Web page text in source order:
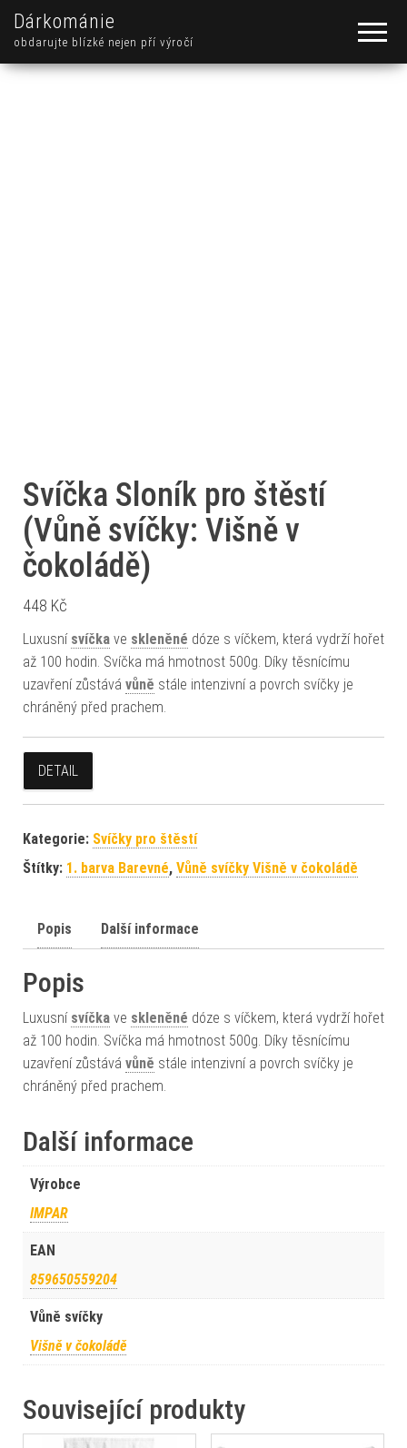
Dárkománie
obdarujte blízké nejen pří výročí
Svíčka Sloník pro štěstí
(Vůně svíčky: Višně v
čokoládě)
448 Kč
Luxusní svíčka ve skleněné dóze s víčkem, která vydrží hořet
až 100 hodin. Svíčka má hmotnost 500g. Díky těsnícímu
uzavření zůstává vůně stále intenzivní a povrch svíčky je
chráněný před prachem.
DETAIL
Kategorie: Svíčky pro štěstí
Štítky: 1. barva Barevné, Vůně svíčky Višně v čokoládě
Popis Další informace
Popis
Luxusní svíčka ve skleněné dóze s víčkem, která vydrží hořet
až 100 hodin. Svíčka má hmotnost 500g. Díky těsnícímu
uzavření zůstává vůně stále intenzivní a povrch svíčky je
chráněný před prachem.
Další informace
Výrobce
IMPAR
EAN
859650559204
Vůně svíčky
Višně v čokoládě
Související produkty